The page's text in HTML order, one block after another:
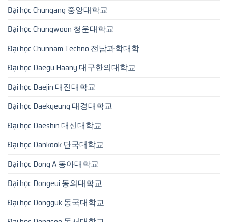
Đại học Chungang 중앙대학교
Đại học Chungwoon 청운대학교
Đại học Chunnam Techno 전남과학대학
Đại học Daegu Haany 대구한의대학교
Đại học Daejin 대진대학교
Đại học Daekyeung 대경대학교
Đại học Daeshin 대신대학교
Đại học Dankook 단국대학교
Đại học Dong A 동아대학교
Đại học Dongeui 동의대학교
Đại học Dongguk 동국대학교